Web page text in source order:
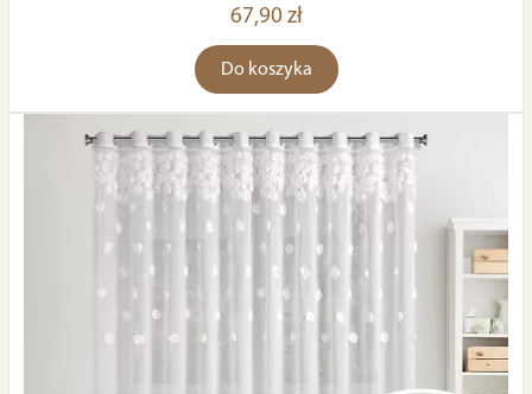
67,90 zł
Do koszyka